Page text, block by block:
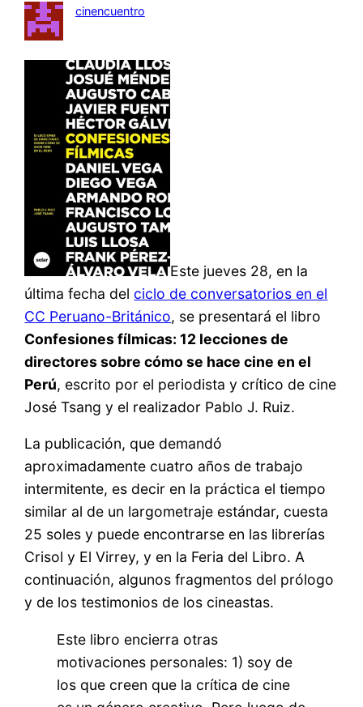
cinencuentro
Este jueves 28, en la
última fecha del ciclo de conversatorios en el
CC Peruano-Británico, se presentará el libro
Confesiones fílmicas: 12 lecciones de
directores sobre cómo se hace cine en el
Perú, escrito por el periodista y crítico de cine
José Tsang y el realizador Pablo J. Ruiz.
La publicación, que demandó
aproximadamente cuatro años de trabajo
intermitente, es decir en la práctica el tiempo
similar al de un largometraje estándar, cuesta
25 soles y puede encontrarse en las librerías
Crisol y El Virrey, y en la Feria del Libro. A
continuación, algunos fragmentos del prólogo
y de los testimonios de los cineastas.
Este libro encierra otras
motivaciones personales: 1) soy de
los que creen que la crítica de cine